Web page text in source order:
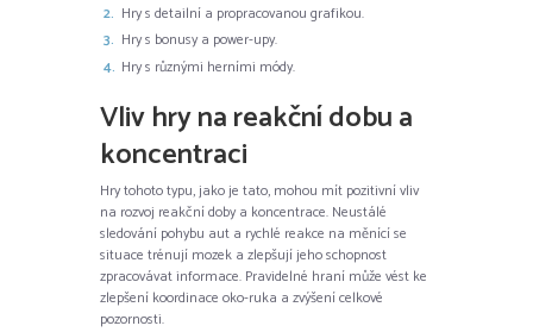
Hry s detailní a propracovanou grafikou.
Hry s bonusy a power-upy.
Hry s různými herními módy.
Vliv hry na reakční dobu a
koncentraci
Hry tohoto typu, jako je tato, mohou mít pozitivní vliv
na rozvoj reakční doby a koncentrace. Neustálé
sledování pohybu aut a rychlé reakce na měnící se
situace trénují mozek a zlepšují jeho schopnost
zpracovávat informace. Pravidelné hraní může vést ke
zlepšení koordinace oko-ruka a zvýšení celkové
pozornosti.